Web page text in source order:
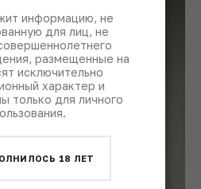
информацию, не
для лиц, не
размещенные на
исключительно
характер и
только для личного
18 ЛЕТ